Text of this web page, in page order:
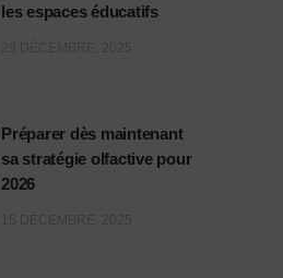
les espaces éducatifs
Préparer dès maintenant
sa stratégie olfactive pour
2026